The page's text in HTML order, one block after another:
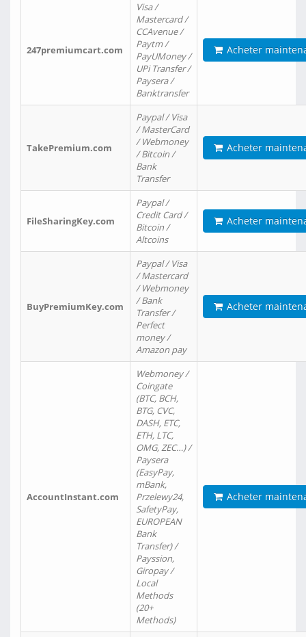
247premiumcart.com
Visa /
Mastercard /
CCAvenue /
Paytm /
PayUMoney /
UPi Transfer /
Paysera /
Banktransfer
Acheter
TakePremium.com
Paypal / Visa
/ MasterCard
/ Webmoney
/ Bitcoin /
Bank
Transfer
Acheter
FileSharingKey.com
Paypal /
Credit Card /
Bitcoin /
Altcoins
Acheter
BuyPremiumKey.com
Paypal / Visa
/ Mastercard
/ Webmoney
/ Bank
Transfer /
Perfect
money /
Amazon pay
Acheter
AccountInstant.com
Webmoney /
Coingate
(BTC, BCH,
BTG, CVC,
DASH, ETC,
ETH, LTC,
OMG, ZEC…) /
Paysera
(EasyPay,
mBank,
Przelewy24,
SafetyPay,
EUROPEAN
Bank
Transfer) /
Payssion,
Giropay /
Local
Methods
(20+
Methods)
Acheter